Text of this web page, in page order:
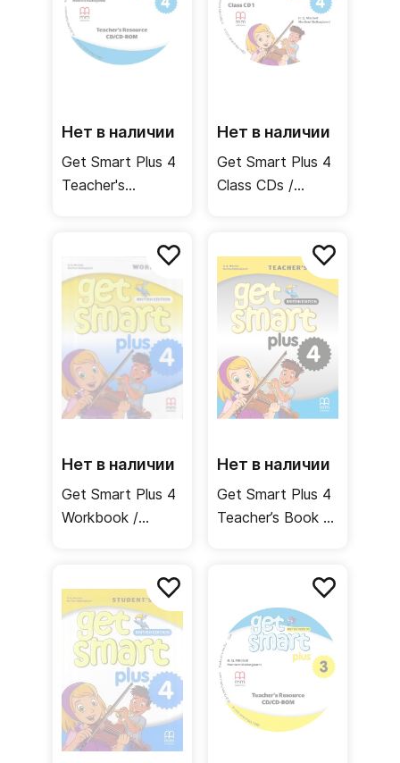
Нет в наличии
Get Smart Plus 4
Teacher's
Материалы для
учителя
Нет в наличии
Get Smart Plus 4
Class CDs /
Нет в наличии
Get Smart Plus 4
Workbook /
Нет в наличии
Get Smart Plus 4
Teacher’s Book /